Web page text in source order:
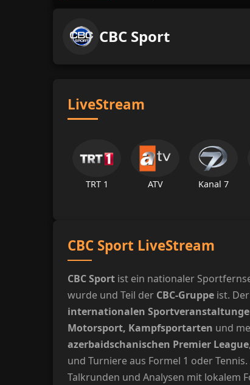
CBC Sport
LiveStream
TRT 1 ATV Kanal 7
CBC Sport LiveStream
CBC Sport ist ein nationaler
wurde und Teil der CBC-Gruppe ist.
internationalen
Motorsport, Kampfsportarten und
azerbaidschanischen Premier League
und Turniere aus Formel 1 oder
Talkrunden und Analysen mit lokalem